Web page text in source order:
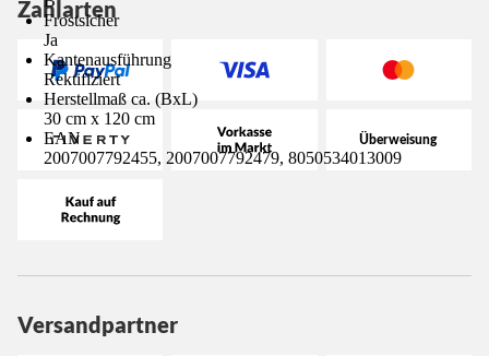
Frostsicher
Ja
Kantenausführung
Rektifiziert
Herstellmaß ca. (BxL)
30 cm x 120 cm
EAN
2007007792455, 2007007792479, 8050534013009
Zahlarten
Versandpartner